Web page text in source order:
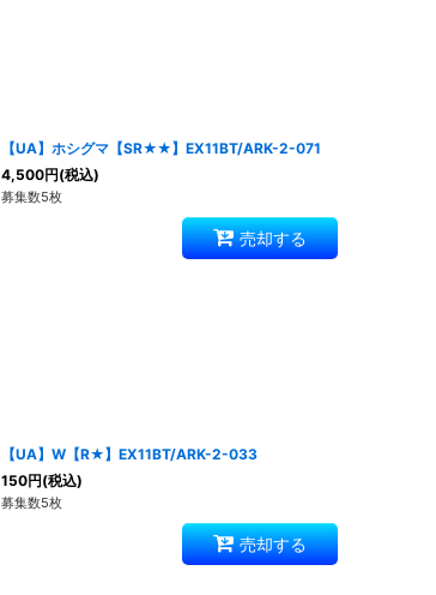
【UA】ホシグマ【SR★★】EX11BT/ARK-2-071
4,500円(税込)
募集数5枚
売却する
【UA】W【R★】EX11BT/ARK-2-033
150円(税込)
募集数5枚
売却する